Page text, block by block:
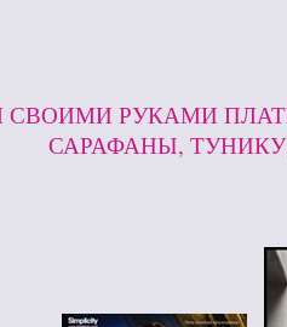
РУКАМИ
САРАФАНЫ,